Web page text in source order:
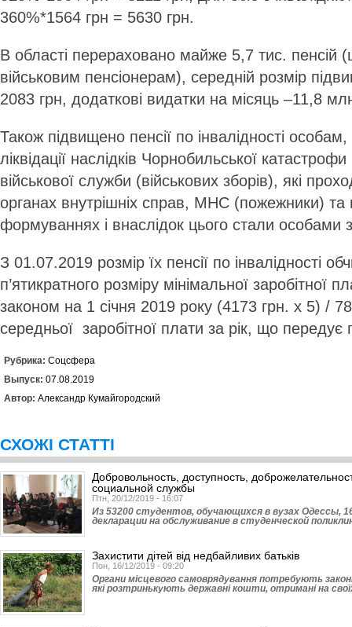
360%*1564 грн = 5630 грн.
В області перераховано майже 5,7 тис. пенсій
військовим пенсіонерам), середній розмір
2083 грн, додаткові видатки на місяць –11,8
Також підвищено пенсії по інвалідності
ліквідації наслідків Чорнобильської
військової служби (військових зборів), які
органах внутрішніх справ, МНС (пожежники) та
формуваннях і внаслідок цього стали особами з
З 01.07.2019 розмір їх пенсії по інвалідності
п’ятикратного розміру мінімальної заробітної
законом на 1 січня 2019 року (4173 грн. х 5) /
середньої заробітної плати за рік, що передує
Рубрика: Соцсфера
Выпуск: 07.08.2019
Автор: Александр Кумайгородский
СХОЖІ СТАТТІ
Добровольность, доступность,
социальной службы
Птн, 20/12/2019 - 16:07
Из 53200 студентов, обучающихся в вузах Одессы,
декларации на обслуживание в студенческой
Захистити дітей від недбайливих батьків
Пон, 16/12/2019 - 09:20
Органи місцевого самоврядування потребують
які розтринькують державні кошти, отримані на